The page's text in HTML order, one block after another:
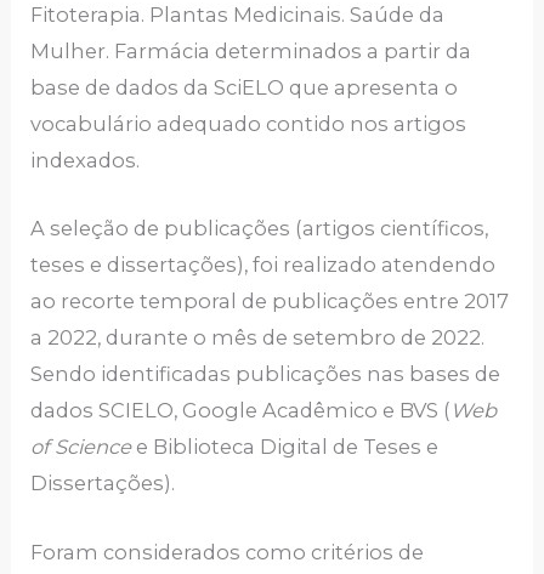
Fitoterapia. Plantas Medicinais. Saúde da
Mulher. Farmácia determinados a partir da
base de dados da SciELO que apresenta o
vocabulário adequado contido nos artigos
indexados.
A seleção de publicações (artigos científicos,
teses e dissertações), foi realizado atendendo
ao recorte temporal de publicações entre 2017
a 2022, durante o mês de setembro de 2022.
Sendo identificadas publicações nas bases de
dados SCIELO, Google Acadêmico e BVS ( Web
of Sciencee Biblioteca Digital de Teses e
Dissertações).
Foram considerados como critérios de